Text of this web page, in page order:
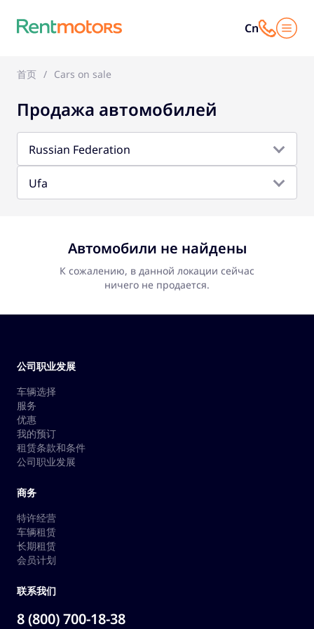
Cn
首页 Cars on sale
Продажа автомобилей
Russian Federation
Ufa
Автомобили не найдены
К сожалению, в данной локации сейчас
ничего не продается.
公司职业发展
车辆选择
服务
优惠
我的预订
租赁条款和条件
公司职业发展
商务
特许经营
车辆租赁
长期租赁
会员计划
联系我们
8 (800) 700-18-38